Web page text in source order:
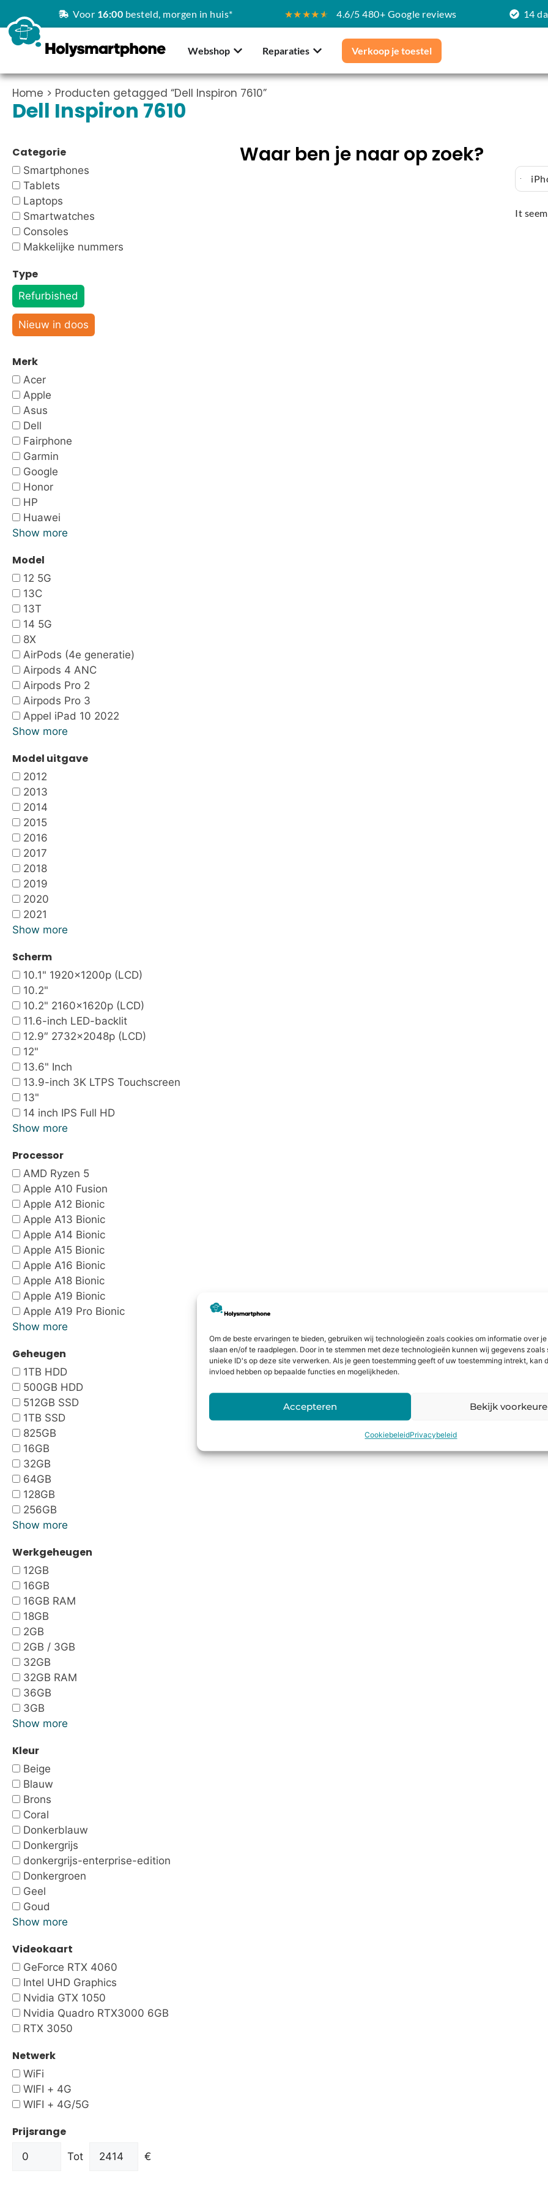
Om de beste ervaringen te bieden, gebruiken wij technologieën zoals cookies om informatie over
slaan en/of te raadplegen. Door in te stemmen met deze technologieën kunnen wij gegevens zoals
unieke ID's op deze site verwerken. Als je geen toestemming geeft of uw toestemming intrekt, kan
invloed hebben op bepaalde functies en mogelijkheden.
Accepteren Bekijk
CookiebeleidPrivacybeleid
Voor 16:00 besteld, morgen in huis* ★★★★★ 4.6/5 480+ Google reviews 14
Webshop Reparaties Verkoop je toestel
Home > Producten getagged “Dell Inspiron 7610”
Dell Inspiron 7610
Categorie
Smartphones
Tablets
Laptops
Smartwatches
Consoles
Makkelijke nummers
Type
Refurbished
Nieuw in doos
Merk
Acer
Apple
Asus
Dell
Fairphone
Garmin
Google
Honor
HP
Huawei
Show more
Model
12 5G
13C
13T
14 5G
8X
AirPods (4e generatie)
Airpods 4 ANC
Airpods Pro 2
Airpods Pro 3
Appel iPad 10 2022
Show more
Model uitgave
2012
2013
2014
2015
2016
2017
2018
2019
2020
2021
Show more
Scherm
10.1" 1920x1200p (LCD)
10.2"
10.2" 2160x1620p (LCD)
11.6-inch LED-backlit
12.9″ 2732×2048p (LCD)
12"
13.6" Inch
13.9-inch 3K LTPS Touchscreen
13"
14 inch IPS Full HD
Show more
Processor
AMD Ryzen 5
Apple A10 Fusion
Apple A12 Bionic
Apple A13 Bionic
Apple A14 Bionic
Apple A15 Bionic
Apple A16 Bionic
Apple A18 Bionic
Apple A19 Bionic
Apple A19 Pro Bionic
Show more
Geheugen
1TB HDD
500GB HDD
512GB SSD
1TB SSD
825GB
16GB
32GB
64GB
128GB
256GB
Show more
Werkgeheugen
12GB
16GB
16GB RAM
18GB
2GB
2GB / 3GB
32GB
32GB RAM
36GB
3GB
Show more
Kleur
Beige
Blauw
Brons
Coral
Donkerblauw
Donkergrijs
donkergrijs-enterprise-edition
Donkergroen
Geel
Goud
Show more
Videokaart
GeForce RTX 4060
Intel UHD Graphics
Nvidia GTX 1050
Nvidia Quadro RTX3000 6GB
RTX 3050
Netwerk
WiFi
WIFI + 4G
WIFI + 4G/5G
Prijsrange
Tot €
Waar ben je naar op zoek?
It